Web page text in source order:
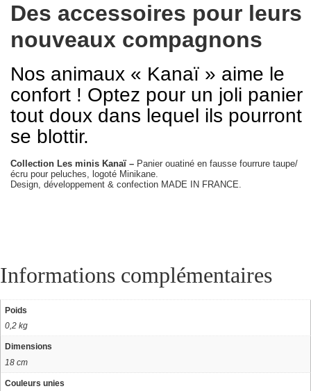
Des accessoires pour leurs
nouveaux compagnons
Nos animaux « Kanaï » aime le
confort ! Optez pour un joli panier
tout doux dans lequel ils pourront
se blottir.
Collection Les minis Kanaï – Panier ouatiné en fausse fourrure taupe/
écru pour peluches, logoté Minikane.
Design, développement & confection MADE IN FRANCE.
Informations complémentaires
Poids
0,2 kg
Dimensions
18 cm
Couleurs unies